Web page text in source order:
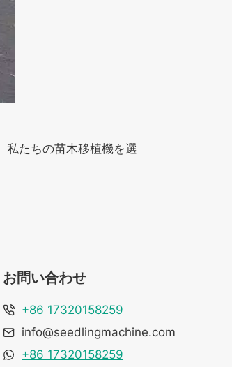
私たちの苗木移植機を選
お問い合わせ
+86 17320158259
info@seedlingmachine.com
+86 17320158259